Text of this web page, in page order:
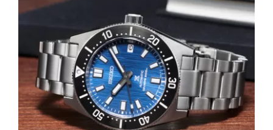
Les montres Seiko vont-elles prendre
de la valeur ? Plongée profonde dans
le monde de l’horlogerie
Seiko Seiko